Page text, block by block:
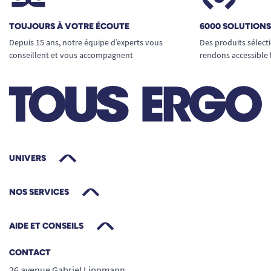
maison ou à l’établissement.
Pratique : son poids plume (69,65 g) et son
lors de l’élimination.
Technologies avancées pour plus de
confiance
maintien le film hydrolipidique naturel de
confort longue durée et une prévention des
Voile doux touch’coton :
Bandeau indicateur d’humidité :
TOUJOURS À VOTRE ÉCOUTE
Depuis 15 ans, notre équipe d’experts vous
conseillent et vous accompagnent
6000
Des produits
rendons
UNIVERS
NOS SERVICES
AIDE ET CONSEILS
CONTACT